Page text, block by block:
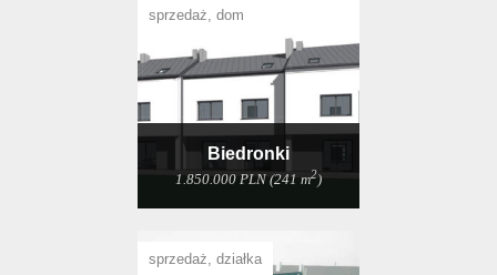
sprzedaż, dom
Biedronki
1.850.000 PLN (241 m2)
sprzedaż, działka